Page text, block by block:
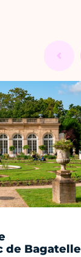
de Bagatelle